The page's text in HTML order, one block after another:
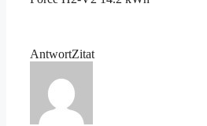
AntwortZitat